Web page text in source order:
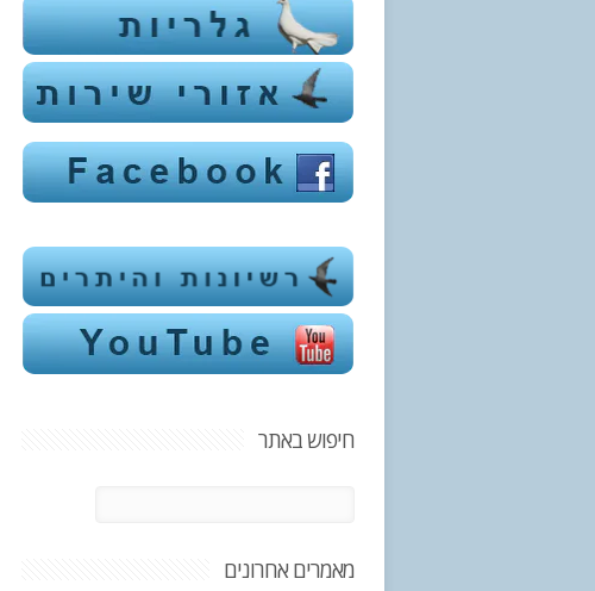
חיפוש באתר
מאמרים אחרונים